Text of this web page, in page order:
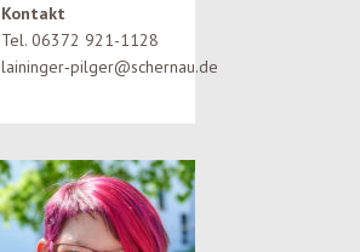
Kontakt
Tel. 06372 921-1128
laininger‑pilger@schernau.de